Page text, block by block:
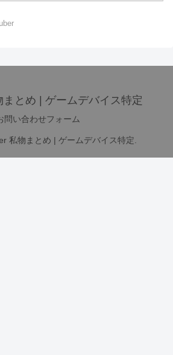
まとめ | ゲームデバイス特定
問い合わせフォーム
私物まとめ | ゲームデバイス特定.